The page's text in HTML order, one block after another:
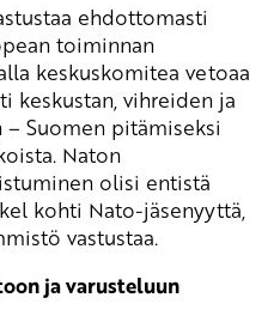
ehdottomasti
toiminnan
keskuskomitea vetoaa
keskustan, vihreiden ja
Suomen pitämiseksi
Naton
olisi entistä
kohti Nato-jäsenyyttä,
vastustaa.
ja varusteluun